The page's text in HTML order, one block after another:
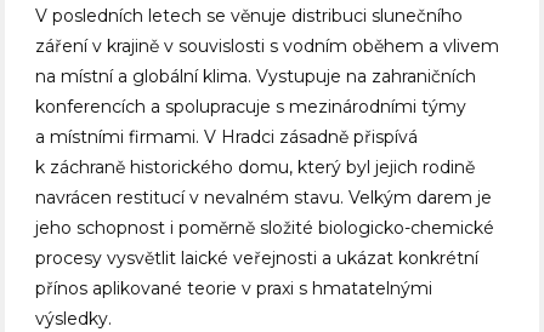
V posledních letech se věnuje distribuci slunečního
záření v krajině v souvislosti s vodním oběhem a vlivem
na místní a globální klima. Vystupuje na zahraničních
konferencích a spolupracuje s mezinárodními týmy
a místními firmami. V Hradci zásadně přispívá
k záchraně historického domu, který byl jejich rodině
navrácen restitucí v nevalném stavu. Velkým darem je
jeho schopnost i poměrně složité biologicko-chemické
procesy vysvětlit laické veřejnosti a ukázat konkrétní
přínos aplikované teorie v praxi s hmatatelnými
výsledky.